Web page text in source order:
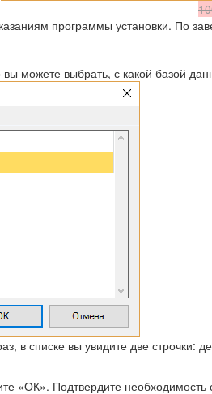
программы установки. По
можете выбрать, с какой базой
в списке вы увидите две
«ОК». Подтвердите необходимость